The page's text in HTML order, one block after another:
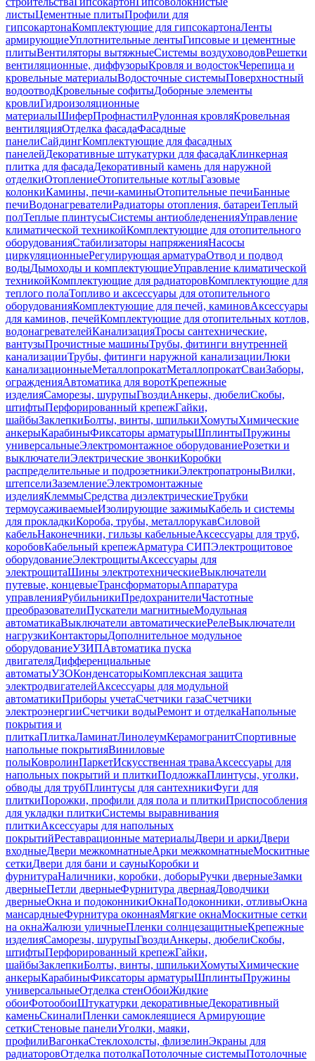
листыЦементные плитыПрофили для
гипсокартонаКомплектующие для гипсокартонаЛенты
армирующиеУплотнительные лентыГипсовые и цементные
плитыВентиляторы вытяжныеСистемы воздуховодовРешетки
вентиляционные, диффузорыКровля и водостокЧерепица и
кровельные материалыВодосточные системыПоверхностный
водоотводКровельные софитыДоборные элементы
кровлиГидроизоляционные
материалыШиферПрофнастилРулонная кровляКровельная
вентиляцияОтделка фасадаФасадные
панелиСайдингКомплектующие для фасадных
панелейДекоративные штукатурки для фасадаКлинкерная
плитка для фасадаДекоративный камень для наружной
отделкиОтоплениеОтопительные котлыГазовые
колонкиКамины, печи-каминыОтопительные печиБанные
печиВодонагревателиРадиаторы отопления, батареиТеплый
полТеплые плинтусыСистемы антиобледененияУправление
климатической техникойКомплектующие для отопительного
оборудованияСтабилизаторы напряженияНасосы
циркуляционныеРегулирующая арматураОтвод и подвод
водыДымоходы и комплектующиеУправление климатической
техникойКомплектующие для радиаторовКомплектующие для
теплого полаТопливо и аксессуары для отопительного
оборудованияКомплектующие для печей, каминовАксессуары
для каминов, печейКомплектующие для отопительных котлов,
водонагревателейКанализацияТросы сантехнические,
вантузыПрочистные машиныТрубы, фитинги внутренней
канализацииТрубы, фитинги наружной канализацииЛюки
канализационныеМеталлопрокатМеталлопрокатСваиЗаборы,
огражденияАвтоматика для воротКрепежные
изделияСаморезы, шурупыГвоздиАнкеры, дюбелиСкобы,
штифтыПерфорированный крепежГайки,
шайбыЗаклепкиБолты, винты, шпилькиХомутыХимические
анкерыКарабиныФиксаторы арматурыШплинтыПружины
универсальныеЭлектромонтажное оборудованиеРозетки и
выключателиЭлектрические звонкиКоробки
распределительные и подрозетникиЭлектропатроныВилки,
штепселиЗаземлениеЭлектромонтажные
изделияКлеммыСредства диэлектрическиеТрубки
термоусаживаемыеИзолирующие зажимыКабель и системы
для прокладкиКороба, трубы, металлорукавСиловой
кабельНаконечники, гильзы кабельныеАксессуары для труб,
коробовКабельный крепежАрматура СИПЭлектрощитовое
оборудованиеЭлектрощитыАксессуары для
электрощитаШины электротехническиеВыключатели
путевые, концевыеТрансформаторыАппаратура
управленияРубильникиПредохранителиЧастотные
преобразователиПускатели магнитныеМодульная
автоматикаВыключатели автоматическиеРелеВыключатели
нагрузкиКонтакторыДополнительное модульное
оборудованиеУЗИПАвтоматика пуска
двигателяДифференциальные
автоматыУЗОКонденсаторыКомплексная защита
электродвигателейАксессуары для модульной
автоматикиПриборы учетаСчетчики газаСчетчики
электроэнергииСчетчики водыРемонт и отделкаНапольные
покрытия и
плиткаПлиткаЛаминатЛинолеумКерамогранитСпортивные
напольные покрытияВиниловые
полыКовролинПаркетИскусственная траваАксессуары для
напольных покрытий и плиткиПодложкаПлинтусы, уголки,
обводы для трубПлинтусы для сантехникиФуги для
плиткиПорожки, профили для пола и плиткиПриспособления
для укладки плиткиСистемы выравнивания
плиткиАксессуары для напольных
покрытийРеставрационные материалыДвери и аркиДвери
входныеДвери межкомнатныеАрки межкомнатныеМоскитные
сеткиДвери для бани и сауныКоробки и
фурнитураНаличники, коробки, доборыРучки дверныеЗамки
дверныеПетли дверныеФурнитура двернаяДоводчики
дверныеОкна и подоконникиОкнаПодоконники, отливыОкна
мансардныеФурнитура оконнаяМягкие окнаМоскитные сетки
на окнаЖалюзи уличныеПленки солнцезащитныеКрепежные
изделияСаморезы, шурупыГвоздиАнкеры, дюбелиСкобы,
штифтыПерфорированный крепежГайки,
шайбыЗаклепкиБолты, винты, шпилькиХомутыХимические
анкерыКарабиныФиксаторы арматурыШплинтыПружины
универсальныеОтделка стенОбоиЖидкие
обоиФотообоиШтукатурки декоративныеДекоративный
каменьСкиналиПленки самоклеящиеся Армирующие
сеткиСтеновые панелиУголки, маяки,
профилиВагонкаСтеклохолсты, флизелинЭкраны для
радиаторовОтделка потолкаПотолочные системыПотолочные